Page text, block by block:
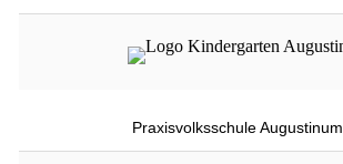
Praxisvolksschule Augustinum